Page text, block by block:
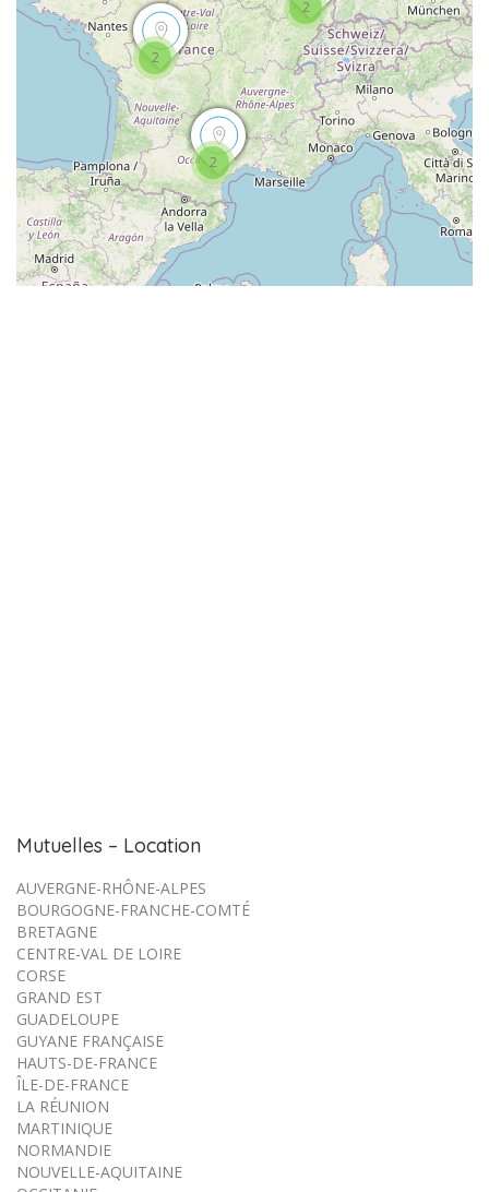
2
2
2
Mutuelles – Location
AUVERGNE-RHÔNE-ALPES
BOURGOGNE-FRANCHE-COMTÉ
BRETAGNE
CENTRE-VAL DE LOIRE
CORSE
GRAND EST
GUADELOUPE
GUYANE FRANÇAISE
HAUTS-DE-FRANCE
ÎLE-DE-FRANCE
LA RÉUNION
MARTINIQUE
NORMANDIE
NOUVELLE-AQUITAINE